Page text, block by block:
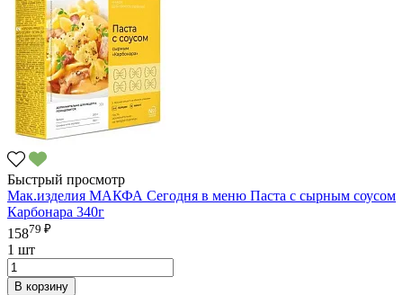
Быстрый просмотр
Мак.изделия МАКФА Сегодня в меню Паста с сырным соусом
Карбонара 340г
15879 ₽
1 шт
В корзину